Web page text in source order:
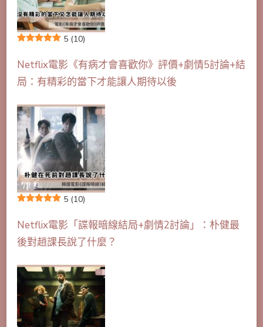
5 (10)
Netflix電影《有病才會喜歡你》評價+劇情5討論+結
局：有精彩的當下才能讓人期待以後
5 (10)
Netflix電影「諜報暗線結局+劇情2討論」：朴健最
後對趙課長說了什麼？